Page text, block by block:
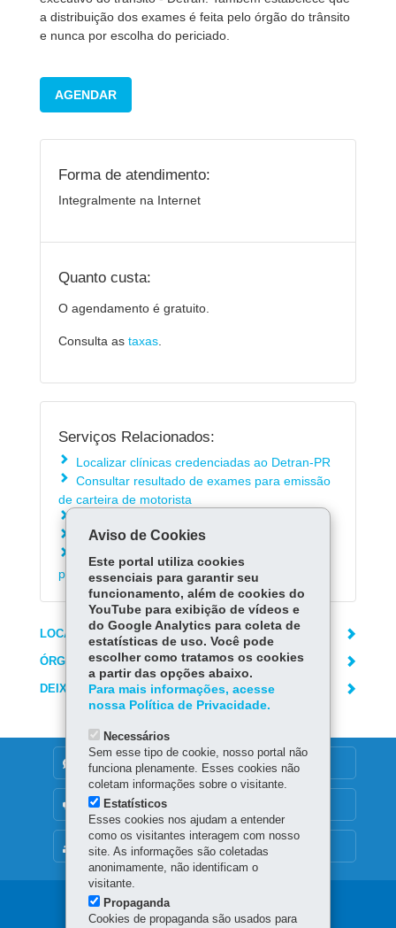
a distribuição dos exames é feita pelo órgão do trânsito
e nunca por escolha do periciado.
AGENDAR
Forma de atendimento:
Integralmente na Internet
Quanto custa:
O agendamento é gratuito.
Consulta as taxas
Serviços Relacionados:
Localizar clínicas credenciadas ao Detran-PR
Consultar resultado de exames para emissão
de carteira de motorista
Cancelar agendamento no Detran
Agendar atendimento presencial no Detran
para foto e biometria
LOCAIS DE ATENDIMENTO
ÓRGÃO RESPONSÁVEL
DEIXE SUA OPINIÃO
MAPA DO SITE
DENUNCIE CORRUPÇÃO
OUVIDORIA
Navegação
Aviso de Cookies
Este portal utiliza cookies
essenciais para garantir seu
funcionamento, além de cookies do
YouTube para exibição de vídeos e
do Google Analytics para coleta de
estatísticas de uso. Você pode
escolher como tratamos os cookies
a partir das opções abaixo.
Para mais informações, acesse
nossa Política de Privacidade.
Necessários
Sem esse tipo de cookie, nosso portal não
funciona plenamente. Esses cookies não
coletam informações sobre o visitante.
Estatísticos
Esses cookies nos ajudam a entender
como os visitantes interagem com nosso
site. As informações são coletadas
anonimamente, não identificam o
visitante.
Propaganda
Cookies de propaganda são usados para